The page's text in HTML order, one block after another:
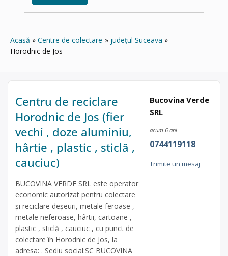
Acasă Centre de colectare
județul Suceava
Horodnic de Jos
Centru de reciclare
Horodnic de Jos (fier
vechi , doze aluminiu,
hârtie , plastic , sticlă ,
cauciuc)
BUCOVINA VERDE SRL este operator
economic autorizat pentru colectare
și reciclare deșeuri, metale feroase ,
metale neferoase, hârtii, cartoane ,
plastic , sticlă , cauciuc , cu punct de
colectare în Horodnic de Jos, la
adresa: . Sediu social:SC BUCOVINA
Bucovina Verde
SRL
acum 6 ani
0744119118
Trimite un mesaj